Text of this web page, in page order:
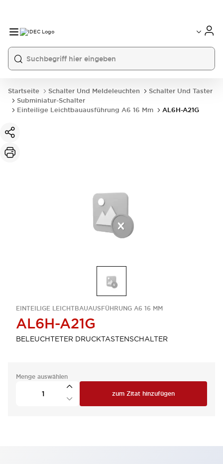
Startseite Schalter Und Meldeleuchten
Schalter Und Taster
Subminiatur-Schalter
Einteilige Leichtbauausführung A6 16 Mm
AL6H-A21G
EINTEILIGE LEICHTBAUAUSFÜHRUNG A6 16 MM
AL6H-A21G
BELEUCHTETER DRUCKTASTENSCHALTER
Menge auswählen
zum Zitat hinzufügen